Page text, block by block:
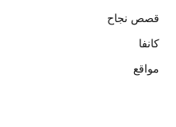
قصص نجاح
كانفا
مواقع